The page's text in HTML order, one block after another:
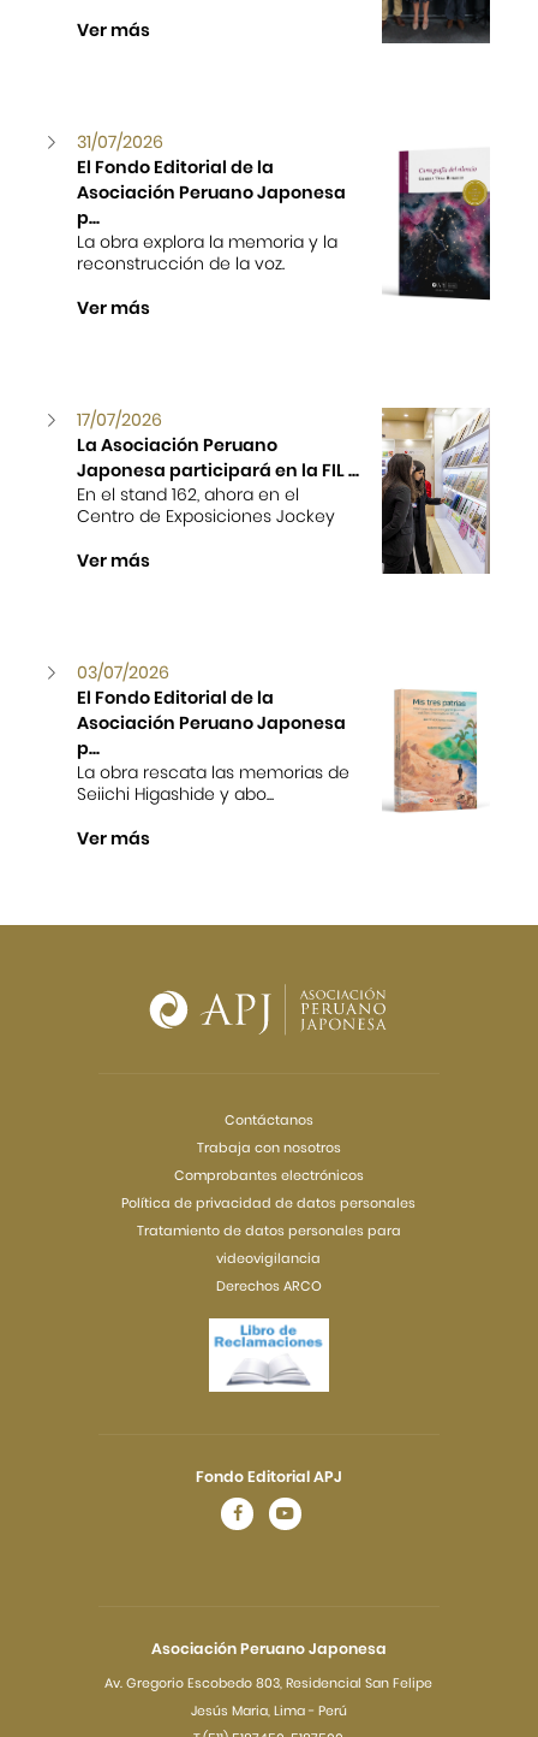
Ver más
31/07/2026
El Fondo Editorial de la
Asociación Peruano Japonesa
p...
La obra explora la memoria y la
reconstrucción de la voz.
Ver más
17/07/2026
La Asociación Peruano
Japonesa participará en la FIL ...
En el stand 162, ahora en el
Centro de Exposiciones Jockey
Ver más
03/07/2026
El Fondo Editorial de la
Asociación Peruano Japonesa
p...
La obra rescata las memorias de
Seiichi Higashide y abo...
Ver más
Asociación Peruano Japonesa
Av. Gregorio Escobedo 803, Residencial San Felipe
Jesús Maria, Lima - Perú
Fondo Editorial APJ
Contáctanos
Trabaja con nosotros
Comprobantes electrónicos
Política de privacidad de datos personales
Tratamiento de datos personales para
videovigilancia
Derechos ARCO